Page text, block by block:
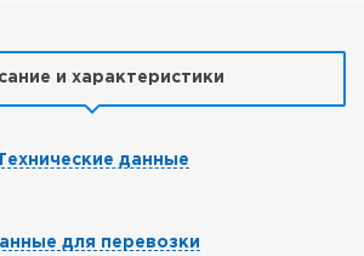
и характеристики
данные
для перевозки